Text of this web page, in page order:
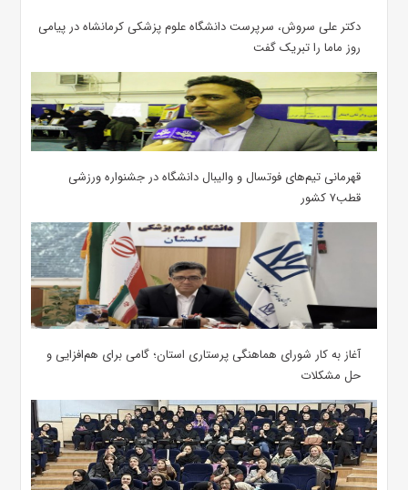
دکتر علی سروش، سرپرست دانشگاه علوم پزشکی کرمانشاه در پیامی
روز ماما را تبریک گفت
قهرمانی تیم‌های فوتسال و والیبال دانشگاه در جشنواره ورزشی
قطب۷ کشور
آغاز به کار شورای هماهنگی پرستاری استان؛ گامی برای هم‌افزایی و
حل مشکلات